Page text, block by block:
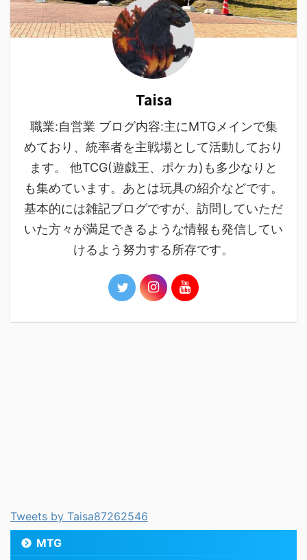
Taisa
職業:自営業 ブログ内容:主にMTGメインで集
めており、統率者を主戦場として活動しており
ます。 他TCG(遊戯王、ポケカ)も多少なりと
も集めています。あとは玩具の紹介などです。
基本的には雑記ブログですが、訪問していただ
いた方々が満足できるような情報も発信してい
けるよう努力する所存です。
Tweets by Taisa87262546
MTG